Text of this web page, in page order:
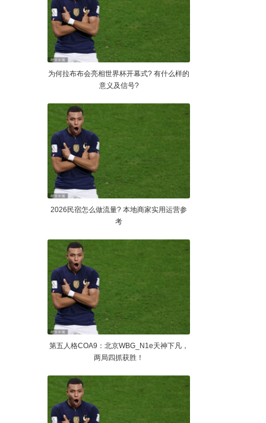
为何拉布布会亮相世界杯开幕式? 有什么样的
意义及信号?
2026民宿怎么做流量? 本地商家实用运营参
考
第五人格COA9：北京WBG_N1e天神下凡，
两局四抓获胜！